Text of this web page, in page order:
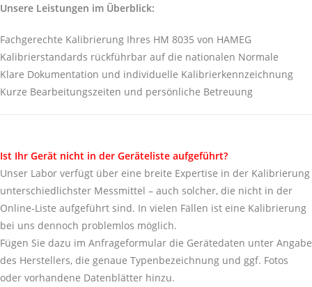
Unsere Leistungen im Überblick:
Fachgerechte Kalibrierung Ihres HM 8035 von HAMEG
Kalibrierstandards rückführbar auf die nationalen Normale
Klare Dokumentation und individuelle Kalibrierkennzeichnung
Kurze Bearbeitungszeiten und persönliche Betreuung
Ist Ihr Gerät nicht in der Geräteliste aufgeführt?
Unser Labor verfügt über eine breite Expertise in der Kalibrierung
unterschiedlichster Messmittel – auch solcher, die nicht in der
Online-Liste aufgeführt sind. In vielen Fällen ist eine Kalibrierung
bei uns dennoch problemlos möglich.
Fügen Sie dazu im Anfrageformular die Gerätedaten unter Angabe
des Herstellers, die genaue Typenbezeichnung und ggf. Fotos
oder vorhandene Datenblätter hinzu.